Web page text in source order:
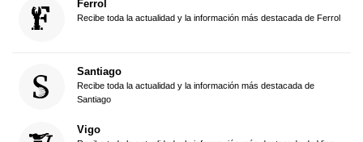
Ferrol
Recibe toda la actualidad y la información más destacada de Ferrol
Santiago
Recibe toda la actualidad y la información más destacada de
Santiago
Vigo